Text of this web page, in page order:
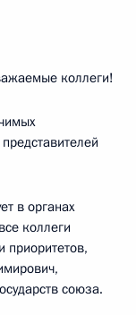
коллеги!
в органах
коллеги
приоритетов,
союза.